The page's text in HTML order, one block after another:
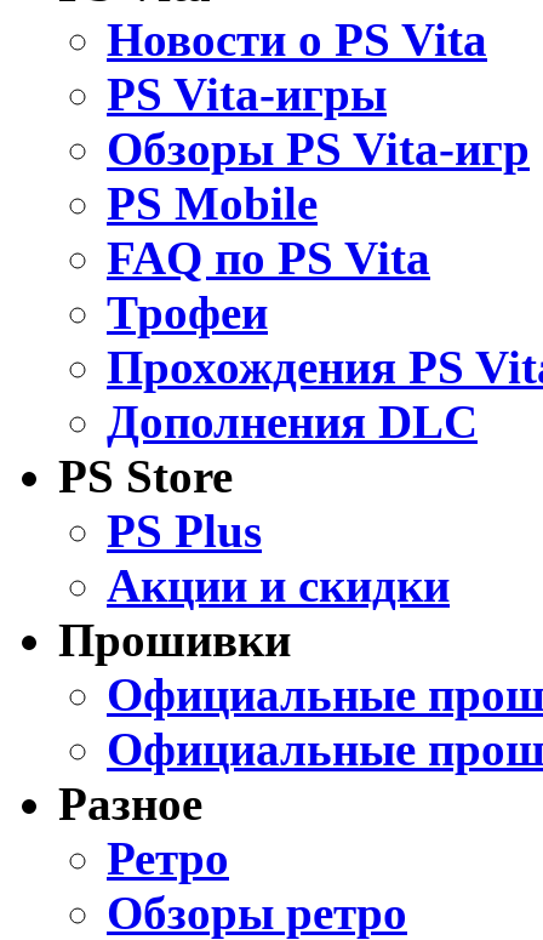
Новости о PS Vita
PS Vita-игры
Обзоры PS Vita-игр
PS Mobile
FAQ по PS Vita
Трофеи
Прохождения PS
Дополнения DLC
PS Store
PS Plus
Акции и скидки
Прошивки
Официальные
Официальные
Разное
Ретро
Обзоры ретро